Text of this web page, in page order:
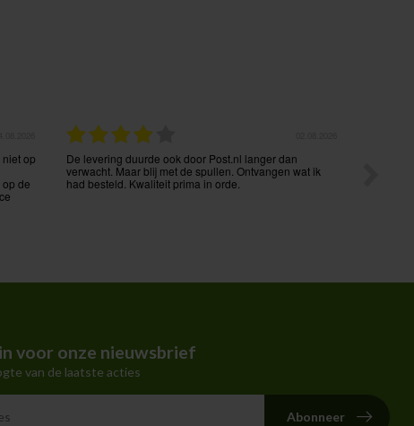
Heel tevreden van de service. Perfecte en snelle
communicatie. Onmiddellijke actie.
voor onze nieuwsbrief
van de laatste acties
Abonneer